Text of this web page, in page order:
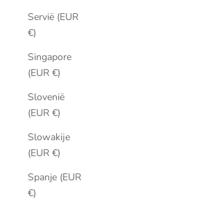
Servië (EUR
€)
Singapore
(EUR €)
Slovenië
(EUR €)
Slowakije
(EUR €)
Spanje (EUR
€)